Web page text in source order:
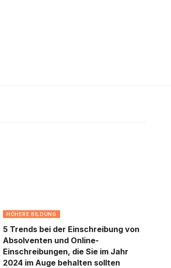
HÖHERE BILDUNG
5 Trends bei der Einschreibung von
Absolventen und Online-
Einschreibungen, die Sie im Jahr
2024 im Auge behalten sollten